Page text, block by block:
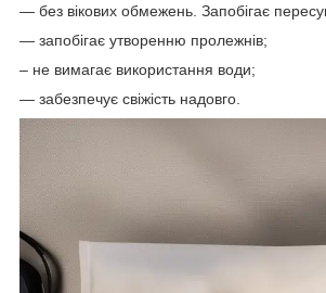
— без вікових обмежень. Запобігає
— запобігає утворенню пролежнів;
– не вимагає використання води;
— забезпечує свіжість надовго.